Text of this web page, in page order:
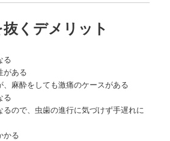
くデメリット
る
がある
、麻酔をしても激痛のケースがある
る
るので、虫歯の進行に気づけず手遅れに
かる